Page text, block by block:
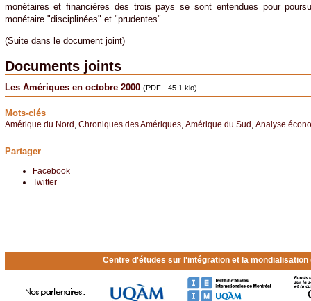
monétaires et financières des trois pays se sont entendues pour
monétaire "disciplinées" et "prudentes".
(Suite dans le document joint)
Documents joints
Les Amériques en octobre 2000 (PDF - 45.1 kio)
Mots-clés
Amérique du Nord Chroniques des Amériques, Amérique du Sud Analyse
Partager
Facebook
Twitter
Centre d'études sur l'intégration et la mondialisation